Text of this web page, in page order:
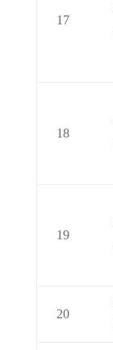
17
18
19
20